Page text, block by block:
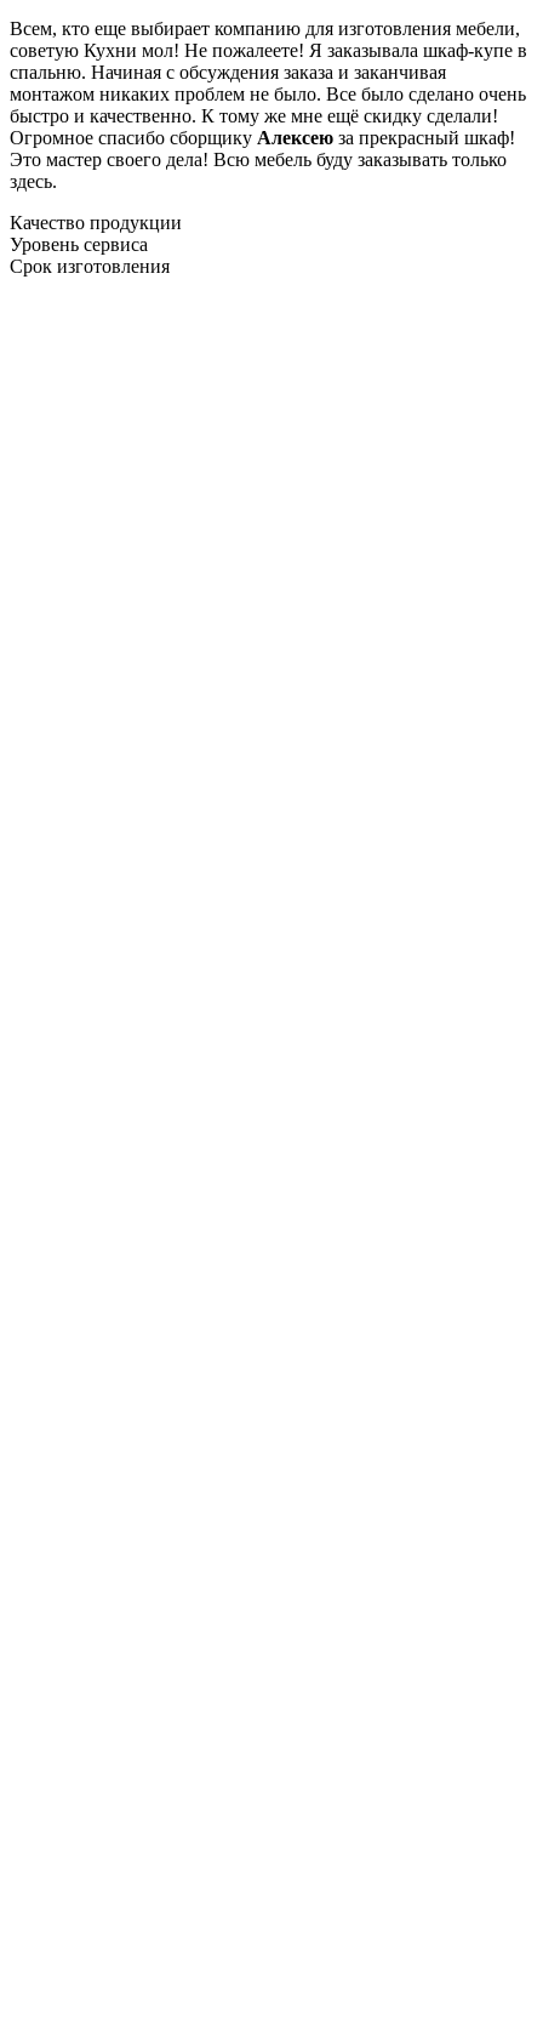
Всем, кто еще выбирает компанию для изготовления мебели,
советую Кухни мол! Не пожалеете! Я заказывала шкаф-купе в
спальню. Начиная с обсуждения заказа и заканчивая
монтажом никаких проблем не было. Все было сделано очень
быстро и качественно. К тому же мне ещё скидку сделали!
Огромное спасибо сборщику Алексею за прекрасный шкаф!
Это мастер своего дела! Всю мебель буду заказывать только
здесь.
Качество продукции
Уровень сервиса
Срок изготовления